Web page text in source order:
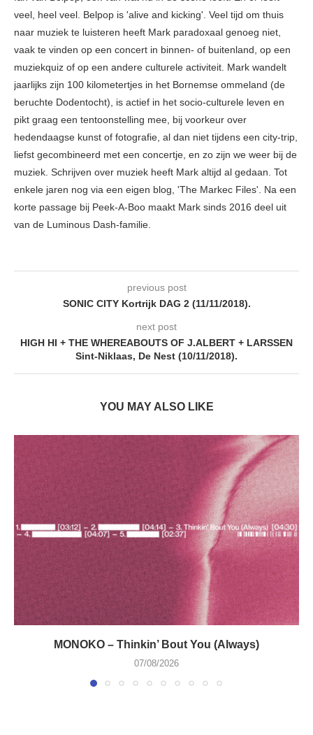
veel, heel veel. Belpop is 'alive and kicking'. Veel tijd om thuis
naar muziek te luisteren heeft Mark paradoxaal genoeg niet,
vaak te vinden op een concert in binnen- of buitenland, op een
muziekquiz of op een andere culturele activiteit. Mark wandelt
jaarlijks zijn 100 kilometertjes in het Bornemse ommeland (de
beruchte Dodentocht), is actief in het socio-culturele leven en
pikt graag een tentoonstelling mee, bij voorkeur over
hedendaagse kunst of fotografie, al dan niet tijdens een city-trip,
liefst gecombineerd met een concertje, en zo zijn we weer bij de
muziek. Schrijven over muziek heeft Mark altijd al gedaan. Tot
enkele jaren nog via een eigen blog, 'The Markec Files'. Na een
korte passage bij Peek-A-Boo maakt Mark sinds 2016 deel uit
van de Luminous Dash-familie.
previous post
SONIC CITY Kortrijk DAG 2 (11/11/2018).
next post
HIGH HI + THE WHEREABOUTS OF J.ALBERT + LARSSEN
Sint-Niklaas, De Nest (10/11/2018).
YOU MAY ALSO LIKE
MONOKO – Thinkin’ Bout You (Always)
07/08/2026